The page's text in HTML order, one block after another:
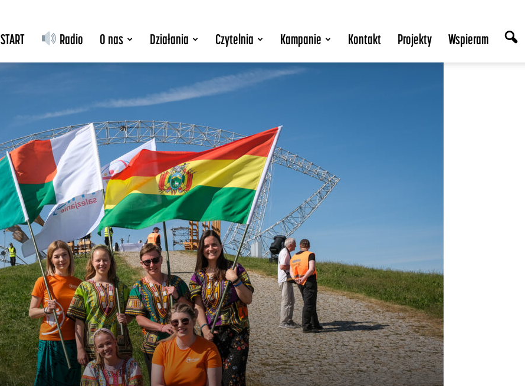
START Radio O nas Działania Czytelnia Kampanie Kontakt Projekty Wspieram